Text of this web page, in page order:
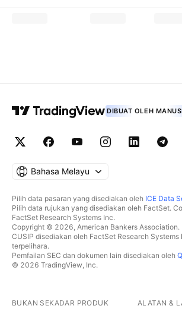
DIBUAT OLEH
Bahasa Melayu
Pilih data pasaran yang disediakan oleh ICE Data
Pilih data rujukan yang disediakan oleh FactSet.
FactSet Research Systems Inc.
Copyright © 2026, American Bankers Association.
CUSIP disediakan oleh FactSet Research Systems
terpelihara.
Pemfailan SEC dan dokumen lain disediakan oleh
© 2026 TradingView, Inc.
BUKAN SEKADAR PRODUK ALATAN &